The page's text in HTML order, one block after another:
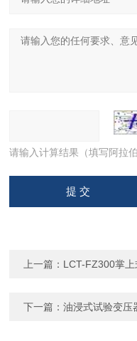
请输入计算结果（填写阿拉
上一篇： LCT-FZ300掌上
下一篇：油浸式试验变压